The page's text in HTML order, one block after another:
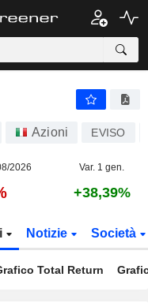
Azioni EVISO
2026 Var. 1 gen.
+38,39%
Notizie Società
Total Return